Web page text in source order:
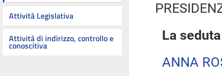
Attività Legislativa
Attività di indirizzo, controllo e
conoscitiva
La
ANNA